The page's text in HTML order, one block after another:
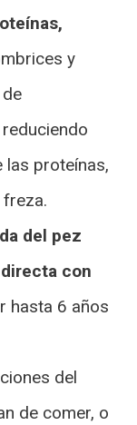
y
las proteínas,
del pez
con
hasta 6 años
del
de comer, o